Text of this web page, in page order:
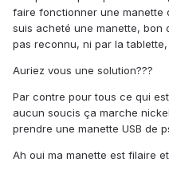
faire fonctionner une manette
suis acheté une manette,
pas reconnu, ni par la
Auriez vous une solution???
Par contre pour tous ce qui
aucun soucis ça marche
prendre une manette USB de
Ah oui ma manette est filaire